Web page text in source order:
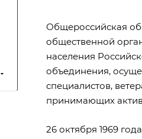
Общероссийская
общественной
населения
объединения,
специалистов,
принимающих
26 октября 1969